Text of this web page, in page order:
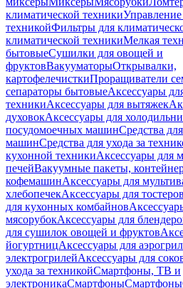
климатической техники
техникойФильтры для
климатической техникиМелкая
бытовыеСушилки для овощей и
фруктовВакууматорыОткрывалки,
картофелечисткиПроращиватели
сепараторы бытовыеАксессуары
техникиАксессуары для вытяжек
духовокАксессуары для
посудомоечных машинСредства
машинСредства для ухода за
кухонной техникиАксессуары для
печейВакуумные пакеты,
кофемашинАксессуары для
хлебопечекАксессуары для
для кухонных комбайнов
мясорубокАксессуары для
для сушилок овощей и фруктов
йогуртницАксессуары для
электрогрилейАксессуары для
ухода за техникойСмартфоны, ТВ и
электроникаСмартфоныСмартфоны